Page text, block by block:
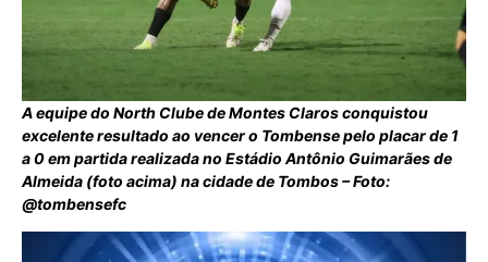
A equipe do North Clube de Montes Claros conquistou
excelente resultado ao vencer o Tombense pelo placar de 1
a 0 em partida realizada no Estádio Antônio Guimarães de
Almeida (foto acima) na cidade de Tombos – Foto:
@tombensefc